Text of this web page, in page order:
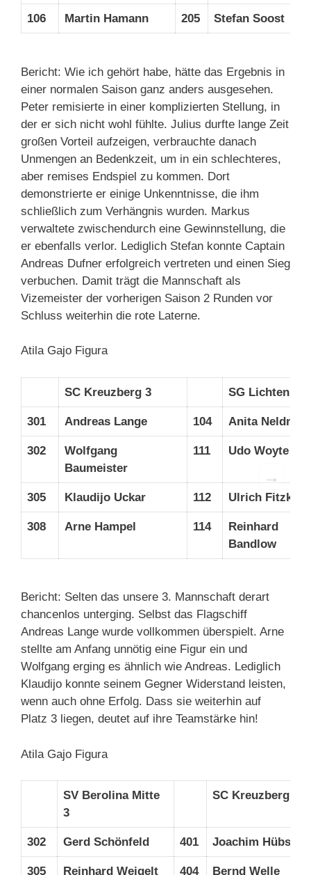
106 Martin Hamann 205 Stefan Soost
Bericht: Wie ich gehört habe, hätte das Ergebnis in
einer normalen Saison ganz anders ausgesehen.
Peter remisierte in einer komplizierten Stellung, in
der er sich nicht wohl fühlte. Julius durfte lange Zeit
großen Vorteil aufzeigen, verbrauchte danach
Unmengen an Bedenkzeit, um in ein schlechteres,
aber remises Endspiel zu kommen. Dort
demonstrierte er einige Unkenntnisse, die ihm
schließlich zum Verhängnis wurden. Markus
verwaltete zwischendurch eine Gewinnstellung, die
er ebenfalls verlor. Lediglich Stefan konnte Captain
Andreas Dufner erfolgreich vertreten und einen Sieg
verbuchen. Damit trägt die Mannschaft als
Vizemeister der vorherigen Saison 2 Runden vor
Schluss weiterhin die rote Laterne.
Atila Gajo Figura
SC Kreuzberg 3 SG
301 Andreas Lange 104 Anita Neldner
302
Wolfgang
Baumeister
111 Udo Woyte
305 Klaudijo Uckar 112 Ulrich Fitzke
308 Arne Hampel 114
Reinhard
Bandlow
→
Bericht: Selten das unsere 3. Mannschaft derart
chancenlos unterging. Selbst das Flagschiff
Andreas Lange wurde vollkommen überspielt. Arne
stellte am Anfang unnötig eine Figur ein und
Wolfgang erging es ähnlich wie Andreas. Lediglich
Klaudijo konnte seinem Gegner Widerstand leisten,
wenn auch ohne Erfolg. Dass sie weiterhin auf
Platz 3 liegen, deutet auf ihre Teamstärke hin!
Atila Gajo Figura
SV Berolina Mitte
3
SC Kreuzberg 4
302 Gerd Schönfeld 401 Joachim
305 Reinhard Weigelt 404 Bernd Welle